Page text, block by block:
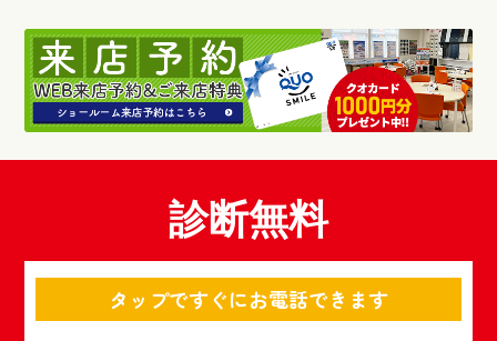
診断無料
タップですぐにお電話できます